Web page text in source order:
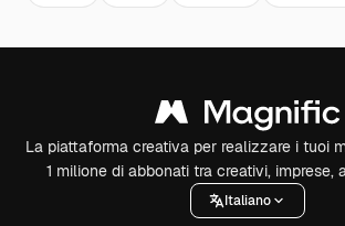
La piattaforma creativa per realizzare i tuoi
1 milione di abbonati tra creativi, imprese,
Italiano